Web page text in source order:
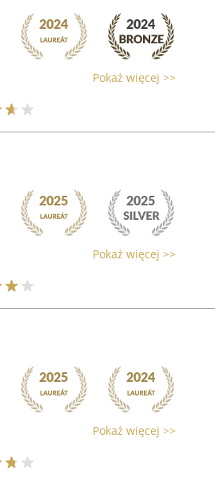
Pokaż więcej >>
Pokaż więcej >>
Pokaż więcej >>